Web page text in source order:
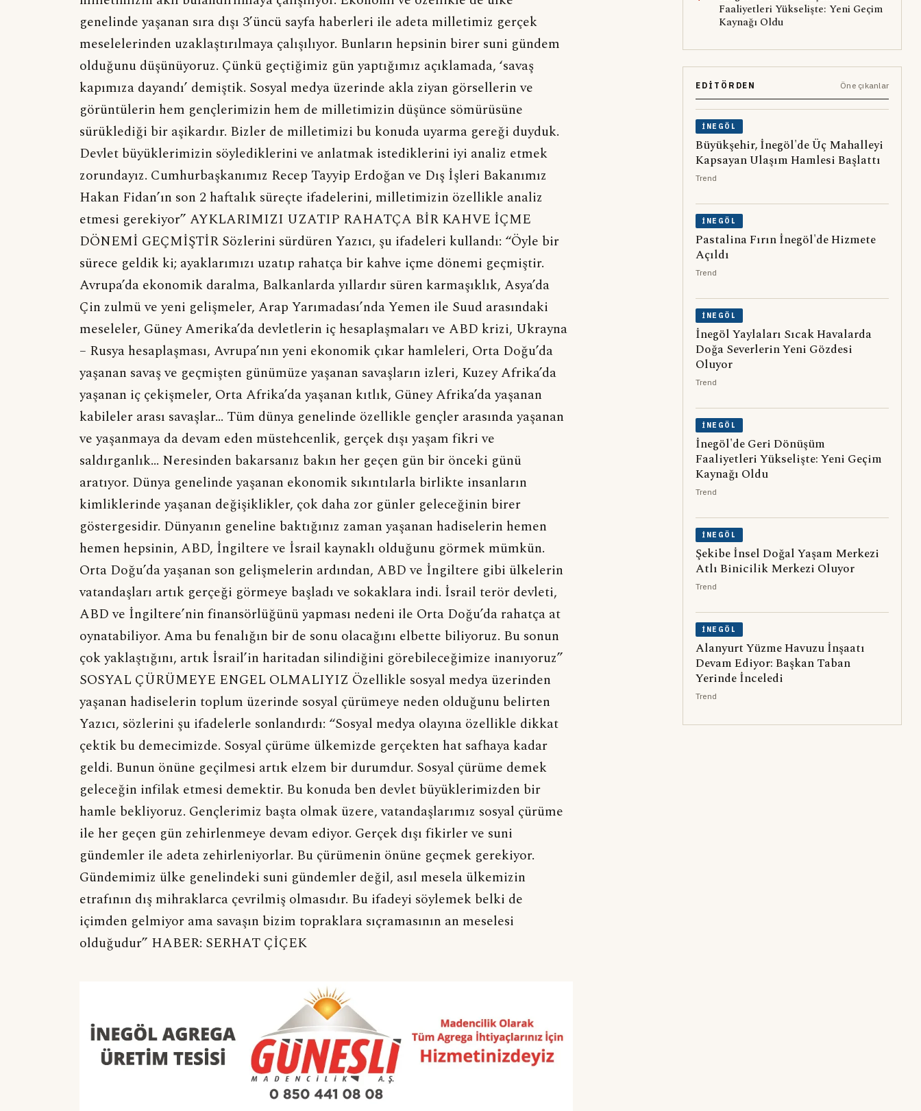
genelinde yaşanan sıra dışı 3’üncü sayfa haberleri ile adeta milletimiz gerçek
meselelerinden uzaklaştırılmaya çalışılıyor. Bunların hepsinin birer suni gündem
olduğunu düşünüyoruz. Çünkü geçtiğimiz gün yaptığımız açıklamada, ‘savaş
kapımıza dayandı’ demiştik. Sosyal medya üzerinde akla ziyan görsellerin ve
görüntülerin hem gençlerimizin hem de milletimizin düşünce sömürüsüne
sürüklediği bir aşikardır. Bizler de milletimizi bu konuda uyarma gereği duyduk.
Devlet büyüklerimizin söylediklerini ve anlatmak istediklerini iyi analiz etmek
zorundayız. Cumhurbaşkanımız Recep Tayyip Erdoğan ve Dış İşleri Bakanımız
Hakan Fidan’ın son 2 haftalık süreçte ifadelerini, milletimizin özellikle analiz
etmesi gerekiyor” AYKLARIMIZI UZATIP RAHATÇA BİR KAHVE İÇME
DÖNEMİ GEÇMİŞTİR Sözlerini sürdüren Yazıcı, şu ifadeleri kullandı: “Öyle bir
sürece geldik ki; ayaklarımızı uzatıp rahatça bir kahve içme dönemi geçmiştir.
Avrupa’da ekonomik daralma, Balkanlarda yıllardır süren karmaşıklık, Asya’da
Çin zulmü ve yeni gelişmeler, Arap Yarımadası’nda Yemen ile Suud arasındaki
meseleler, Güney Amerika’da devletlerin iç hesaplaşmaları ve ABD krizi, Ukrayna
– Rusya hesaplaşması, Avrupa’nın yeni ekonomik çıkar hamleleri, Orta Doğu’da
yaşanan savaş ve geçmişten günümüze yaşanan savaşların izleri, Kuzey Afrika’da
yaşanan iç çekişmeler, Orta Afrika’da yaşanan kıtlık, Güney Afrika’da yaşanan
kabileler arası savaşlar… Tüm dünya genelinde özellikle gençler arasında yaşanan
ve yaşanmaya da devam eden müstehcenlik, gerçek dışı yaşam fikri ve
saldırganlık… Neresinden bakarsanız bakın her geçen gün bir önceki günü
aratıyor. Dünya genelinde yaşanan ekonomik sıkıntılarla birlikte insanların
kimliklerinde yaşanan değişiklikler, çok daha zor günler geleceğinin birer
göstergesidir. Dünyanın geneline baktığınız zaman yaşanan hadiselerin hemen
hemen hepsinin, ABD, İngiltere ve İsrail kaynaklı olduğunu görmek mümkün.
Orta Doğu’da yaşanan son gelişmelerin ardından, ABD ve İngiltere gibi ülkelerin
vatandaşları artık gerçeği görmeye başladı ve sokaklara indi. İsrail terör devleti,
ABD ve İngiltere’nin finansörlüğünü yapması nedeni ile Orta Doğu’da rahatça at
oynatabiliyor. Ama bu fenalığın bir de sonu olacağını elbette biliyoruz. Bu sonun
çok yaklaştığını, artık İsrail’in haritadan silindiğini görebileceğimize inanıyoruz”
SOSYAL ÇÜRÜMEYE ENGEL OLMALIYIZ Özellikle sosyal medya üzerinden
yaşanan hadiselerin toplum üzerinde sosyal çürümeye neden olduğunu belirten
Yazıcı, sözlerini şu ifadelerle sonlandırdı: “Sosyal medya olayına özellikle dikkat
çektik bu demecimizde. Sosyal çürüme ülkemizde gerçekten hat safhaya kadar
geldi. Bunun önüne geçilmesi artık elzem bir durumdur. Sosyal çürüme demek
geleceğin infilak etmesi demektir. Bu konuda ben devlet büyüklerimizden bir
hamle bekliyoruz. Gençlerimiz başta olmak üzere, vatandaşlarımız sosyal çürüme
ile her geçen gün zehirlenmeye devam ediyor. Gerçek dışı fikirler ve suni
gündemler ile adeta zehirleniyorlar. Bu çürümenin önüne geçmek gerekiyor.
Gündemimiz ülke genelindeki suni gündemler değil, asıl mesela ülkemizin
etrafının dış mihraklarca çevrilmiş olmasıdır. Bu ifadeyi söylemek belki de
içimden gelmiyor ama savaşın bizim topraklara sıçramasının an meselesi
olduğudur” HABER: SERHAT ÇİÇEK
Faaliyetleri Yükselişte: Yeni Geçim
Kaynağı Oldu
EDITÖRDEN Öne çıkanlar
İNEGÖL
Büyükşehir, İnegöl'de Üç Mahalleyi
Kapsayan Ulaşım Hamlesi Başlattı
Trend
İNEGÖL
Pastalina Fırın İnegöl'de Hizmete
Açıldı
Trend
İNEGÖL
İnegöl Yaylaları Sıcak Havalarda
Doğa Severlerin Yeni Gözdesi
Oluyor
Trend
İNEGÖL
İnegöl'de Geri Dönüşüm
Faaliyetleri Yükselişte: Yeni Geçim
Kaynağı Oldu
Trend
İNEGÖL
Şekibe İnsel Doğal Yaşam Merkezi
Atlı Binicilik Merkezi Oluyor
Trend
İNEGÖL
Alanyurt Yüzme Havuzu İnşaatı
Devam Ediyor: Başkan Taban
Yerinde İnceledi
Trend